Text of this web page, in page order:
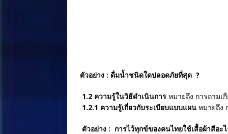
ตัวอย่าง : ดื่มน้ำชนิดใดปลอดภัยที่
1.2 ความรู้ในวิธีดำเนินการ หมายถึง การถาม
1.2.1 ความรู้เกี่ยวกับระเบียบแบบแผน หมายถึง
ตัวอย่าง : การไว้ทุกข์ของคนไ